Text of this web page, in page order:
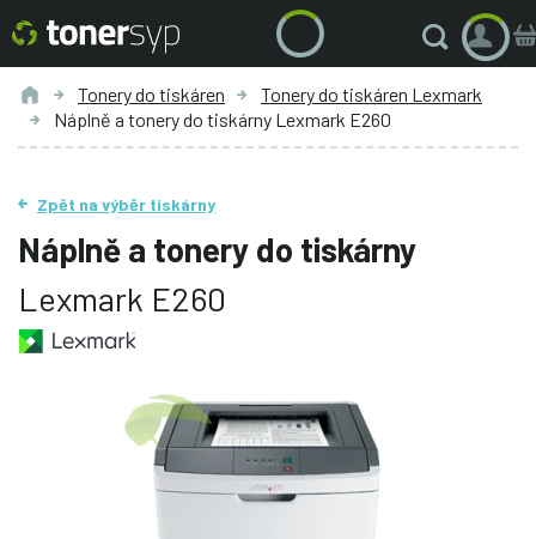
Tonery do tiskáren
Tonery do tiskáren Lexmark
Náplně a tonery do tiskárny Lexmark E260
Zpět na výběr tiskárny
Náplně a tonery do tiskárny
Lexmark E260